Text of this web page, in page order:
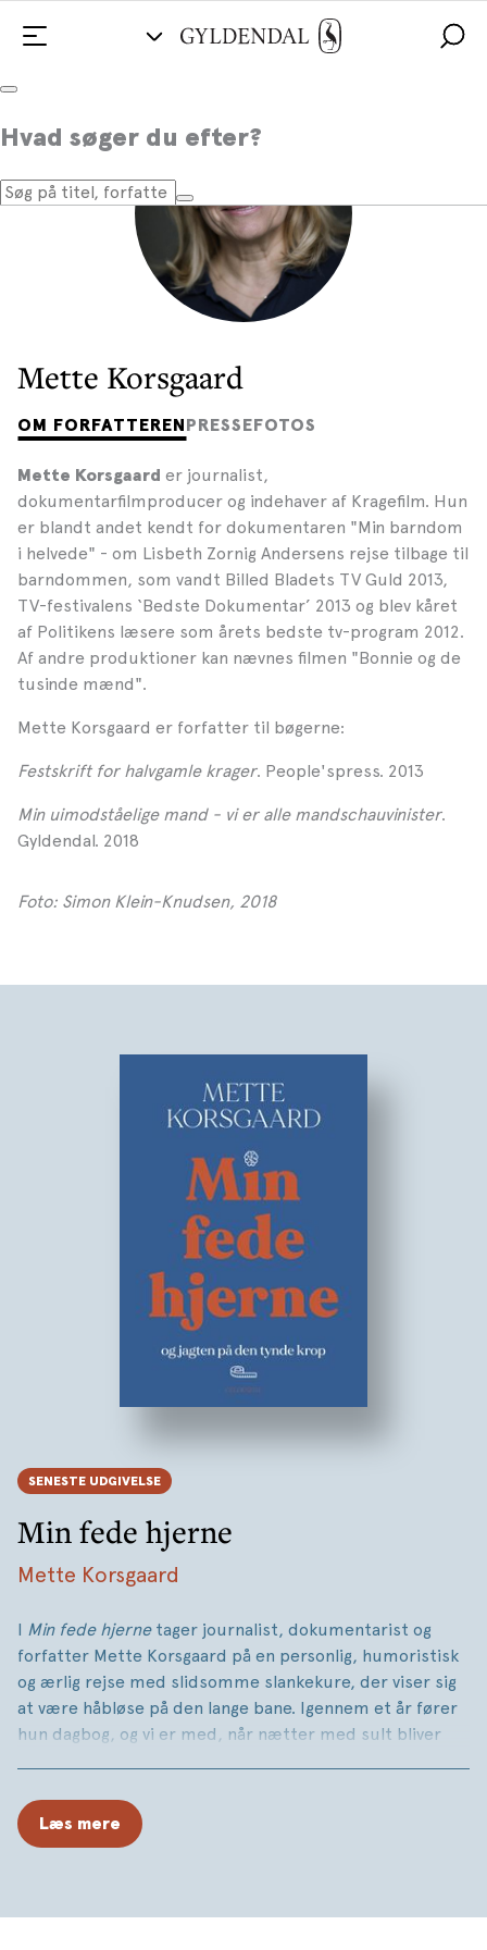
Hvad søger du efter?
Mette Korsgaard
OM FORFATTERENPRESSEFOTOS
Mette Korsgaard er journalist,
dokumentarfilmproducer og indehaver af Kragefilm. Hun
er blandt andet kendt for dokumentaren "Min barndom
i helvede" - om Lisbeth Zornig Andersens rejse tilbage til
barndommen, som vandt Billed Bladets TV Guld 2013,
TV-festivalens ‘Bedste Dokumentar’ 2013 og blev kåret
af Politikens læsere som årets bedste tv-program 2012.
Af andre produktioner kan nævnes filmen "Bonnie og de
tusinde mænd".
Mette Korsgaard er forfatter til bøgerne:
Festskrift for halvgamle krager. People'spress. 2013
Min uimodståelige mand - vi er alle mandschauvinister.
Gyldendal. 2018
Foto: Simon Klein-Knudsen, 2018
SENESTE UDGIVELSE
Min fede hjerne
Mette Korsgaard
I Min fede hjernetager journalist, dokumentarist og
forfatter Mette Korsgaard på en personlig, humoristisk
og ærlig rejse med slidsomme slankekure, der viser sig
at være håbløse på den lange bane. Igennem et år fører
hun dagbog, og vi er med, når nætter med sult bliver
lægen ihærdigt prøver at holde hendes mod oppe til
endnu en måned på slankemedicin.
Læs mere